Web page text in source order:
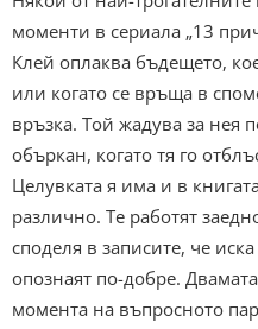
моменти в сериала „13
Клей оплаква бъдещето,
или когато се връща в
връзка. Той жадува за нея
объркан, когато тя го
Целувката я има и в
различно. Те работят
споделя в записите, че
опознаят по-добре.
момента на въпросното